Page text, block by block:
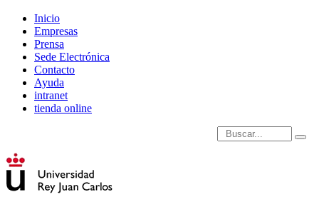
Inicio
Empresas
Prensa
Sede Electrónica
Contacto
Ayuda
intranet
tienda online
Introduce términos de